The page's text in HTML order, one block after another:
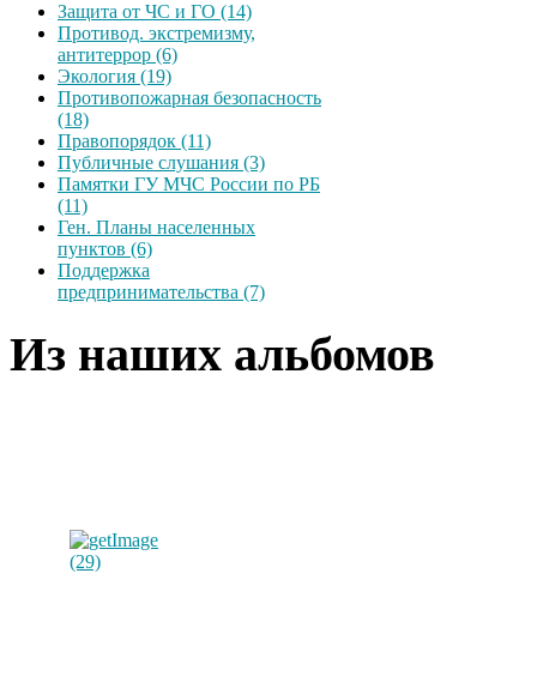
Защита от ЧС и ГО (14)
Противод. экстремизму,
антитеррор (6)
Экология (19)
Противопожарная безопасность
(18)
Правопорядок (11)
Публичные слушания (3)
Памятки ГУ МЧС России по РБ
(11)
Ген. Планы населенных
пунктов (6)
Поддержка
предпринимательства (7)
Из наших альбомов